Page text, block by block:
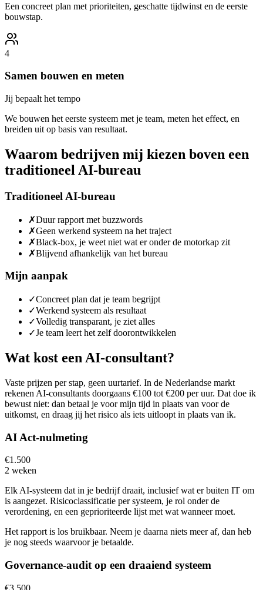
Een concreet plan met prioriteiten, geschatte tijdwinst en de eerste
bouwstap.
4
Samen bouwen en meten
Jij bepaalt het tempo
We bouwen het eerste systeem met je team, meten het effect, en
breiden uit op basis van resultaat.
Waarom bedrijven mij kiezen boven een
traditioneel AI-bureau
Traditioneel AI-bureau
✗Duur rapport met buzzwords
✗Geen werkend systeem na het traject
✗Black-box, je weet niet wat er onder de motorkap zit
✗Blijvend afhankelijk van het bureau
Mijn aanpak
✓Concreet plan dat je team begrijpt
✓Werkend systeem als resultaat
✓Volledig transparant, je ziet alles
✓Je team leert het zelf doorontwikkelen
Wat kost een AI-consultant?
Vaste prijzen per stap, geen uurtarief. In de Nederlandse markt
rekenen AI-consultants doorgaans €100 tot €200 per uur. Dat doe ik
bewust niet: dan betaal je voor mijn tijd in plaats van voor de
uitkomst, en draag jij het risico als iets uitloopt in plaats van ik.
AI Act-nulmeting
€1.500
2 weken
Elk AI-systeem dat in je bedrijf draait, inclusief wat er buiten IT om
is aangezet. Risicoclassificatie per systeem, je rol onder de
verordening, en een geprioriteerde lijst met wat wanneer moet.
Het rapport is los bruikbaar. Neem je daarna niets meer af, dan heb
je nog steeds waarvoor je betaalde.
Governance-audit op een draaiend systeem
€3.500